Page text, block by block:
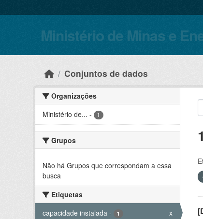
Ministério de Minas e
Conjuntos de dados
Organizações
Ministério de... - 1
Grupos
Não há Grupos que correspondam a essa
busca
Etiquetas
capacidade instalada - 1 x